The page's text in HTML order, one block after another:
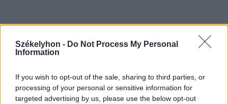
Székelyhon - Do Not Process My Personal
Information
If you wish to opt-out of the sale, sharing to third parties, or
processing of your personal or sensitive information for
targeted advertising by us, please use the below opt-out